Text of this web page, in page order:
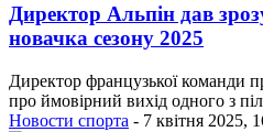
Директор Альпін дав
новачка сезону 2025
Директор французької команди
про ймовірний вихід одного з
Новости спорта - 7 квітня 2025,